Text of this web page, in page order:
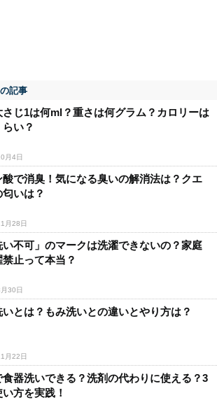
記事
さじ1は何ml？重さは何グラム？カロリーは
らい？
月4日
酸で消臭！気になる臭いの解消法は？クエ
いは？
月28日
い不可」のマークは洗濯できないの？家庭
止って本当？
30日
いとは？もみ洗いとの違いとやり方は？
月22日
食器洗いできる？洗剤の代わりに使える？3
方を実践！